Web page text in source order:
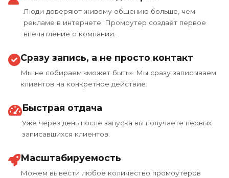
Люди доверяют живому общению больше, чем
рекламе в интернете. Промоутер создаёт первое
впечатление о компании.
Сразу запись, а не просто контакт
Мы не собираем «может быть». Мы сразу записываем
клиентов на конкретное действие.
Быстрая отдача
Уже через день после запуска вы получаете первых
записавшихся клиентов.
Масштабируемость
Можем вывести любое количество промоутеров